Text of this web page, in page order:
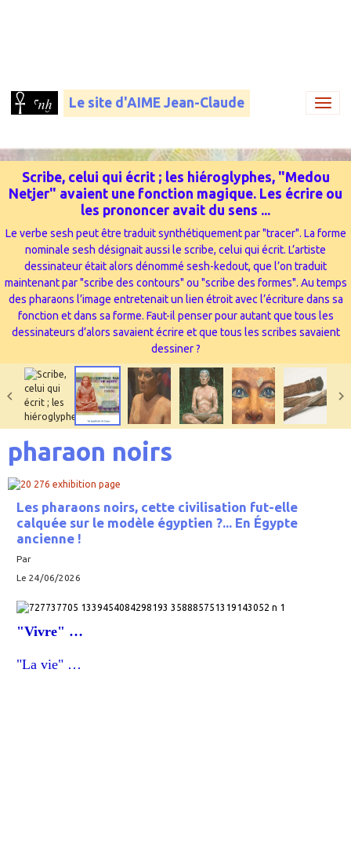
Le site d'AIME Jean-Claude
Scribe, celui qui écrit ; les hiéroglyphes, "Medou
Netjer" avaient une fonction magique. Les écrire ou
les prononcer avait du sens ...
Le verbe sesh peut être traduit synthétiquement par "tracer". La forme
nominale sesh désignait aussi le scribe, celui qui écrit. L’artiste
dessinateur était alors dénommé sesh-kedout, que l’on traduit
maintenant par "scribe des contours" ou "scribe des formes". Au temps
des pharaons l’image entretenait un lien étroit avec l’écriture dans sa
fonction et dans sa forme. Faut-il penser pour autant que tous les
dessinateurs d’alors savaient écrire et que tous les scribes savaient
dessiner ?
pharaon noirs
Les pharaons noirs, cette civilisation fut-elle
calquée sur le modèle égyptien ?... En Égypte
ancienne !
Par
Le 24/06/2026
"Vivre" …
"La vie" …